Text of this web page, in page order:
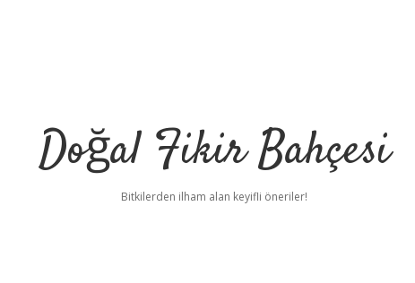
Doğal Fikir Bahçesi
Bitkilerden ilham alan keyifli öneriler!